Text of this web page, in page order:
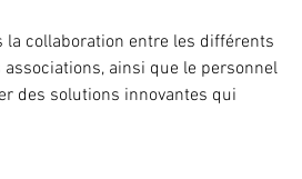
la collaboration entre les différents
ainsi que le personnel
des solutions innovantes qui